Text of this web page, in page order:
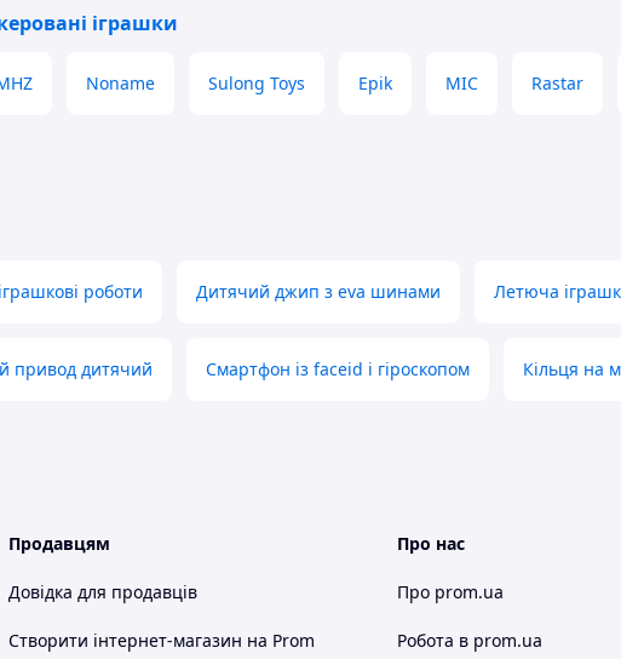
АА (не входять до комплекту)
іграшки
Noname Sulong Toys Epik MIC Rastar
роботи Дитячий джип з eva шинами Летюча
привод дитячий Смартфон із faceid і гіроскопом Кільця на
Продавцям
Довідка для продавців
Створити інтернет-магазин на Prom
Про нас
Про prom.ua
Робота в prom.ua